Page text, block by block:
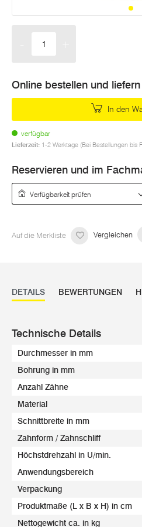
Online bestellen und
In den
verfügbar
Lieferzeit: 1-2 Werktage (Bei Bestellungen bis
Reservieren und im
Auf die Merkliste Vergleichen
DETAILS BEWERTUNGEN
Technische Details
Durchmesser in mm
Bohrung in mm
Anzahl Zähne
Material
Schnittbreite in mm
Zahnform / Zahnschliff
Höchstdrehzahl in U/min.
Anwendungsbereich
Verpackung
Produktmaße (L x B x H) in cm
Nettogewicht ca. in kg